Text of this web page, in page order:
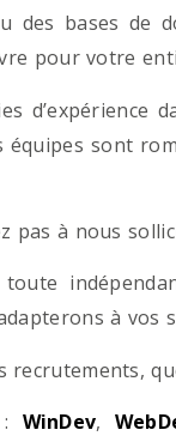
des bases de
pour votre
d’expérience
équipes sont
pas à nous
à vos
recrutements,
: WinDev,